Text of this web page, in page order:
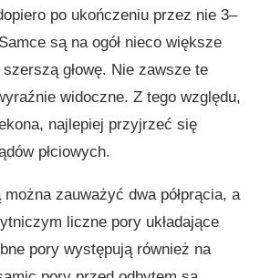
po ukończeniu przez nie 3–
są na ogół nieco większe
głowę. Nie zawsze te
widoczne. Z tego względu,
najlepiej przyjrzeć się
płciowych.
zauważyć dwa półprącia, a
liczne pory układające
pory występują również na